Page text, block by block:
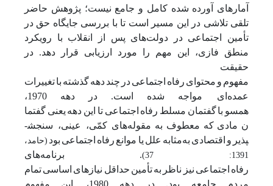
آمارهای آورده شده کامل و جامع نیست؛ پژوهش حاضر
تلقی تلاشی در این مسیر است تا با بررسی جایگاه حق در
تأمین اجتماعی در دولت‌های پس از انقلاب با رویکرد
منطق فازی، این مهم را مورد ارزیابی قرار دهد. در
حقیقت
مفهوم و محتوای رفاه اجتماعیدر چنددههگذشته باتغییرات
عمده‌ای مواجه
شده است. در دهه
1970،
همسو باگفتمان مسلط رفاه اجتماعی تا این دهه یعنی گفتما
ن مادی که معطوف به مقوله‌های کمّی، عینی، سنجش­
پذیر و اقتصادی به‌مثابه علل یا موانع رفاه اجتماعی بود (حامد،
1391: 37)
.
برنامه‌های
رفاه اجتماعی نیز ناظر بهتأمین حداقل نیازهای اساسیتمام